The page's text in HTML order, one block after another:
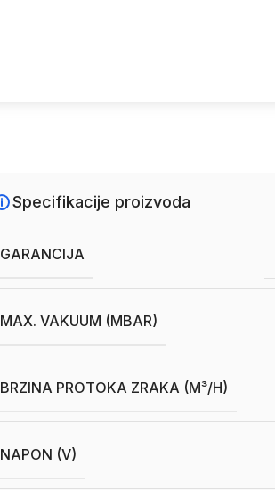
Specifikacije proizvoda
GARANCIJA
MAX. VAKUUM (MBAR)
BRZINA PROTOKA ZRAKA (M³/H)
NAPON (V)